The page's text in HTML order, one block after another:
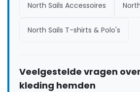
North Sails Accessoires
North Sails T-shirts & Polo's
Veelgestelde vragen
kleding hemden